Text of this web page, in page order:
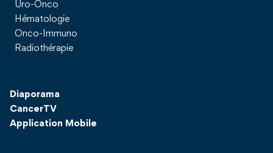
Uro-Onco
Hématologie
Onco-Immuno
Radiothérapie
Diaporama
CancerTV
Application Mobile